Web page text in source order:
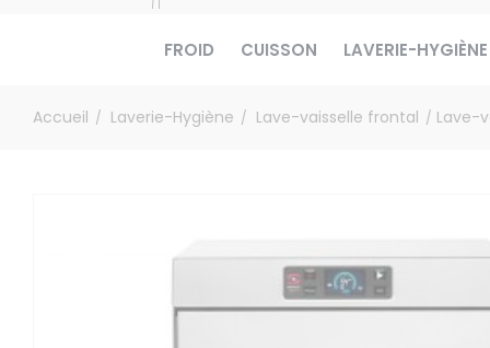
FROID CUISSON LAVERIE-HYGIÈNE
Accueil / Laverie-Hygiène / Lave-vaisselle frontal / Lave-